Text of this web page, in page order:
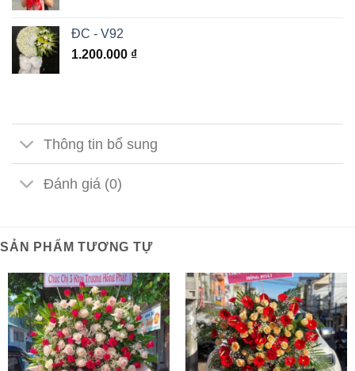
ĐC - V92
1.200.000 ₫
Thông tin bổ sung
Đánh giá (0)
SẢN PHẨM TƯƠNG TỰ